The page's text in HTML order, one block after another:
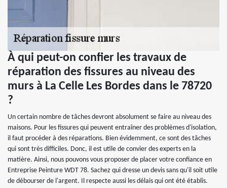
À qui peut-on confier les travaux de
réparation des fissures au niveau des
murs à La Celle Les Bordes dans le 78720
?
Un certain nombre de tâches devront absolument se faire au niveau des
maisons. Pour les fissures qui peuvent entraîner des problèmes d'isolation,
il faut procéder à des réparations. Bien évidemment, ce sont des tâches
qui sont très difficiles. Donc, il est utile de convier des experts en la
matière. Ainsi, nous pouvons vous proposer de placer votre confiance en
Entreprise Peinture WDT 78. Sachez qui dresse un devis sans qu'il soit utile
de débourser de l'argent. Il respecte aussi les délais qui ont été établis.